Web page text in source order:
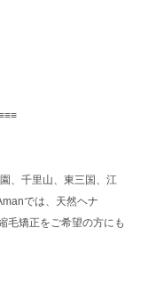
、千里山、東三国、江
では、天然ヘナ
毛矯正をご希望の方にも